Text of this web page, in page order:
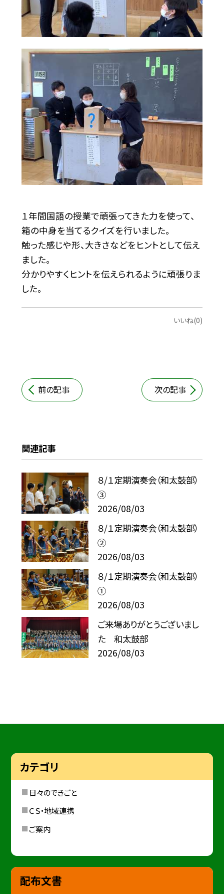
１年間国語の授業で頑張ってきた力を使って、
箱の中身を当てるクイズを行いました。
触った感じや形、大きさなどをヒントとして伝え
ました。
分かりやすくヒントを伝えられるように頑張りま
した。
いいね(0)
前の記事 次の記事
関連記事
８/１定期演奏会（和太鼓部）
③
2026/08/03
８/１定期演奏会（和太鼓部）
②
2026/08/03
８/１定期演奏会（和太鼓部）
①
2026/08/03
ご来場ありがとうございまし
た 和太鼓部
2026/08/03
カテゴリ
日々のできごと
ＣＳ・地域連携
ご案内
配布文書